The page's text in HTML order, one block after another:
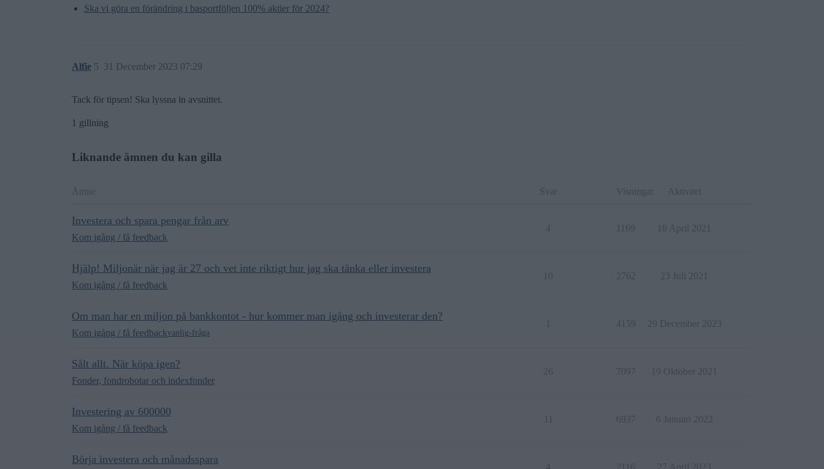
Ska vi göra en förändring i basportföljen 100% aktier för 2024?
Alfie 31 December 2023 07:29
5
Tack för tipsen! Ska lyssna in avsnittet.
1 gillning
Liknande ämnen du kan gilla
Ämne Svar Visningar Aktivitet
Investera och spara pengar från arv
Kom igång / få feedback
4 1169 18 April 2021
Hjälp! Miljonär när jag är 27 och vet inte riktigt hur jag ska tänka eller investera
Kom igång / få feedback
10 2762 23 Juli 2021
Om man har en miljon på bankkontot - hur kommer man igång och investerar den?
Kom igång / få feedbackvanlig-fråga
4159 29 December 2023
Sålt allt. När köpa igen?
Fonder, fondrobotar och indexfonder
26 7097 19 Oktober 2021
Investering av 600000
Kom igång / få feedback
11 6937 6 Januari 2022
Börja investera och månadsspara
4 2116 27 April 2023